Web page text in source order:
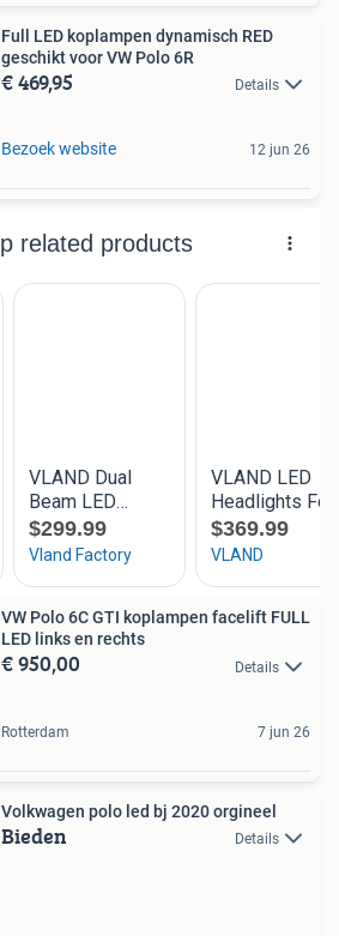
Full LED koplampen dynamisch RED
geschikt voor VW Polo 6R
€ 469,95 Details
Bezoek website 12 jun 26
VW Polo 6C GTI koplampen facelift FULL
LED links en rechts
€ 950,00 Details
Rotterdam 7 jun 26
Volkwagen polo led bj 2020 orgineel
Bieden Details